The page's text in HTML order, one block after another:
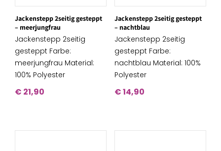
Jackenstepp 2seitig gesteppt
– meerjungfrau
Jackenstepp 2seitig
gesteppt Farbe:
meerjungfrau Material:
100% Polyester
€ 21,90
Jackenstepp 2seitig gesteppt
– nachtblau
Jackenstepp 2seitig
gesteppt Farbe:
nachtblau Material: 100%
Polyester
€14,90